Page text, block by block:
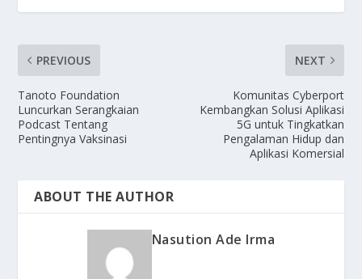
PREVIOUS
Tanoto Foundation
Luncurkan Serangkaian
Podcast Tentang
Pentingnya Vaksinasi
NEXT
Komunitas Cyberport
Kembangkan Solusi Aplikasi
5G untuk Tingkatkan
Pengalaman Hidup dan
Aplikasi Komersial
ABOUT THE AUTHOR
Nasution Ade Irma